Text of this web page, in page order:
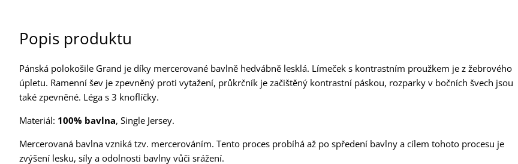
Popis produktu
Pánská polokošile Grand je díky mercerované bavlně hedvábně lesklá. Límeček s kontrastním proužkem je z žebrového
úpletu. Ramenní šev je zpevněný proti vytažení, průkrčník je začištěný kontrastní páskou, rozparky v bočních švech jsou
také zpevněné. Léga s 3 knoflíčky.
Materiál: 100% bavlna, Single Jersey.
Mercerovaná bavlna vzniká tzv. mercerováním. Tento proces probíhá až po spředení bavlny a cílem tohoto procesu je
zvýšení lesku, síly a odolnosti bavlny vůči srážení.